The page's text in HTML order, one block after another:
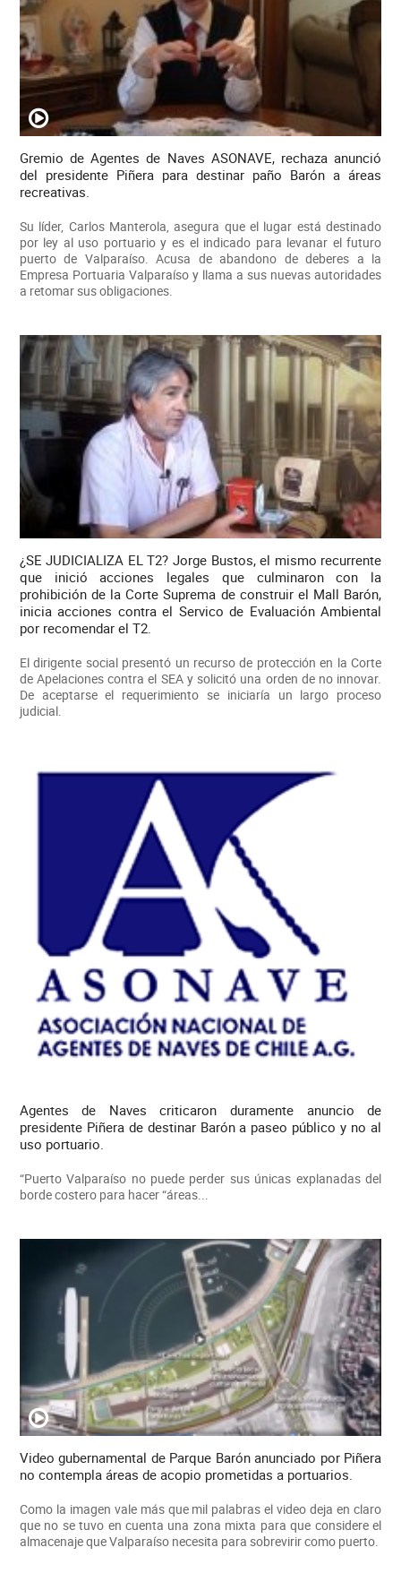
Gremio de Agentes de Naves ASONAVE, rechaza anunció
del presidente Piñera para destinar paño Barón a áreas
recreativas.
Su líder, Carlos Manterola, asegura que el lugar está destinado
por ley al uso portuario y es el indicado para levanar el futuro
puerto de Valparaíso. Acusa de abandono de deberes a la
Empresa Portuaria Valparaíso y llama a sus nuevas autoridades
a retomar sus obligaciones.
¿SE JUDICIALIZA EL T2? Jorge Bustos, el mismo recurrente
que inició acciones legales que culminaron con la
prohibición de la Corte Suprema de construir el Mall Barón,
inicia acciones contra el Servico de Evaluación Ambiental
por recomendar el T2.
El dirigente social presentó un recurso de protección en la Corte
de Apelaciones contra el SEA y solicitó una orden de no innovar.
De aceptarse el requerimiento se iniciaría un largo proceso
judicial.
Agentes de Naves criticaron duramente anuncio de
presidente Piñera de destinar Barón a paseo público y no al
uso portuario.
“Puerto Valparaíso no puede perder sus únicas explanadas del
borde costero para hacer “áreas...
Video gubernamental de Parque Barón anunciado por Piñera
no contempla áreas de acopio prometidas a portuarios.
Como la imagen vale más que mil palabras el video deja en claro
que no se tuvo en cuenta una zona mixta para que considere el
almacenaje que Valparaíso necesita para sobrevirir como puerto.